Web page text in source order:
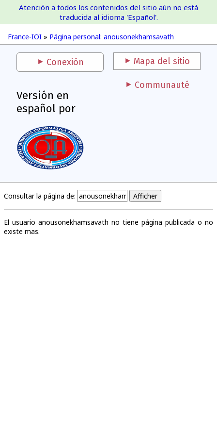
France-IOI
France-IOI » Página personal: anousonekhamsavath
Atención a todos los contenidos del sitio aún no está
traducida al idioma 'Español'.
Conexión Mapa del sitio
Versión en
español por
Communauté
Consultar la página de:
El usuario anousonekhamsavath no tiene página publicada o no
existe mas.